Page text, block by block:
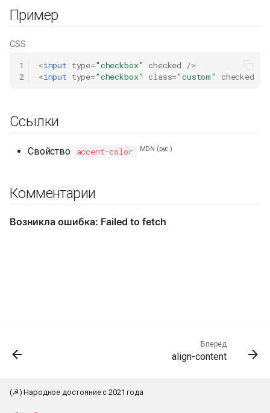
Пример
CSS
1
2
<input type="checkbox" checked
/>
<input type="checkbox" class="custom" checked
Ссылки
Свойство accent-color MDN (рус.)
Комментарии
К началу
Вперед
align-content
(☭) Народное достояние с 2021 года